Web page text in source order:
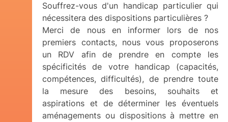
Souffrez-vous d'un handicap particulier qui
nécessitera des dispositions particulières ?
Merci de nous en informer lors de nos
premiers contacts, nous vous proposerons
un RDV afin de prendre en compte les
spécificités de votre handicap (capacités,
compétences, difficultés), de prendre toute
la mesure des besoins, souhaits et
aspirations et de déterminer les éventuels
aménagements ou dispositions à mettre en